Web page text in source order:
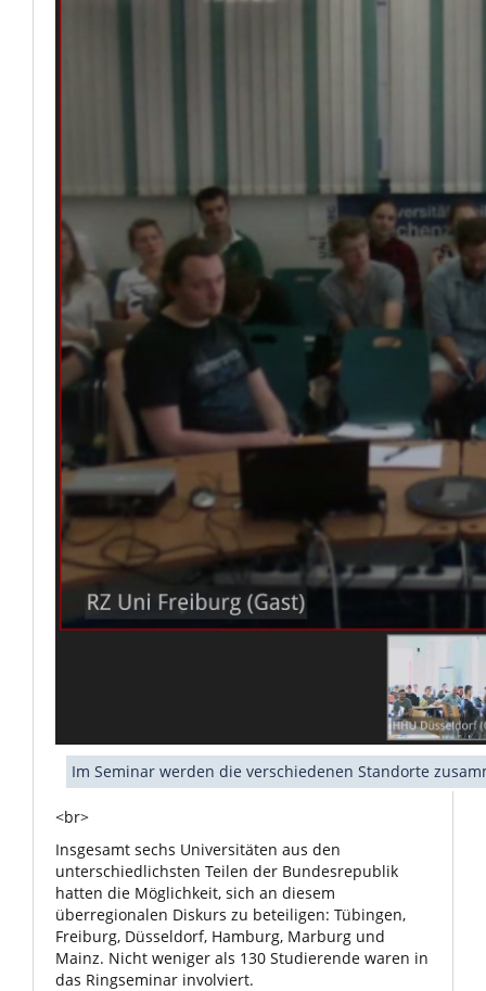
Im Seminar werden die verschiedenen Standorte
<br>
Insgesamt sechs Universitäten aus den
unterschiedlichsten Teilen der Bundesrepublik
hatten die Möglichkeit, sich an diesem
überregionalen Diskurs zu beteiligen: Tübingen,
Freiburg, Düsseldorf, Hamburg, Marburg und
Mainz. Nicht weniger als 130 Studierende waren in
das Ringseminar involviert.